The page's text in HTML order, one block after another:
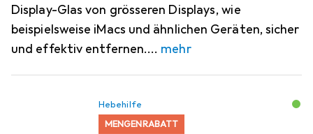
Display-Glas von grösseren Displays, wie
beispielsweise iMacs und ähnlichen Geräten, sicher
und effektiv entfernen.
mehr
Hebehilfe
MENGENRABATT